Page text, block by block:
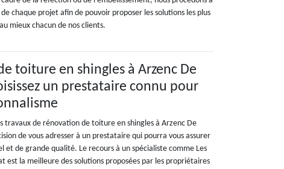
chaque projet afin de pouvoir proposer les solutions les plus
mieux chacun de nos clients.
toiture en shingles à Arzenc De
un prestataire connu pour
travaux de rénovation de toiture en shingles à Arzenc De
de vous adresser à un prestataire qui pourra vous assurer
et de grande qualité. Le recours à un spécialiste comme Les
est la meilleure des solutions proposées par les propriétaires